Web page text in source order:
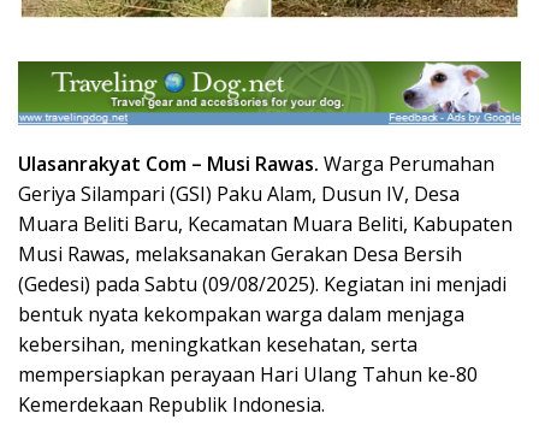
Ulasanrakyat Com – Musi Rawas. Warga Perumahan
Geriya Silampari (GSI) Paku Alam, Dusun IV, Desa
Muara Beliti Baru, Kecamatan Muara Beliti, Kabupaten
Musi Rawas, melaksanakan Gerakan Desa Bersih
(Gedesi) pada Sabtu (09/08/2025). Kegiatan ini menjadi
bentuk nyata kekompakan warga dalam menjaga
kebersihan, meningkatkan kesehatan, serta
mempersiapkan perayaan Hari Ulang Tahun ke-80
Kemerdekaan Republik Indonesia.